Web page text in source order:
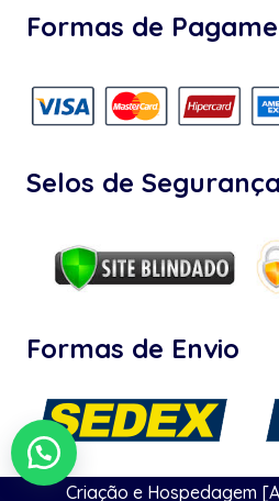
Formas de
Selos de Segurança
Formas de Envio
Criação e Hospedagem